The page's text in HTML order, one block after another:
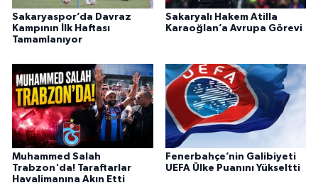
Sakaryaspor’da Davraz
Kampının İlk Haftası
Tamamlanıyor
Sakaryalı Hakem Atilla
Karaoğlan’a Avrupa Görevi
Muhammed Salah
Trabzon'da! Taraftarlar
Havalimanına Akın Etti
Fenerbahçe’nin Galibiyeti
UEFA Ülke Puanını Yükseltti